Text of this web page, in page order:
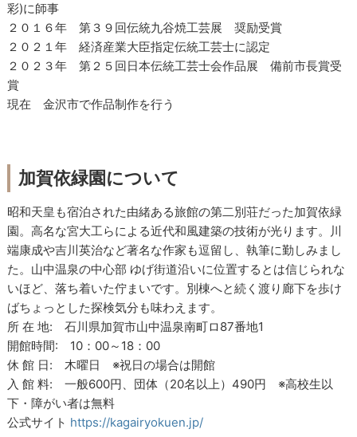
彩)に師事
２０１６年 第３９回伝統九谷焼工芸展 奨励受賞
２０２１年 経済産業大臣指定伝統工芸士に認定
２０２３年 第２５回日本伝統工芸士会作品展 備前市長賞受
賞
現在 金沢市で作品制作を行う
加賀依緑園について
昭和天皇も宿泊された由緒ある旅館の第二別荘だった加賀依緑
園。高名な宮大工らによる近代和風建築の技術が光ります。川
端康成や吉川英治など著名な作家も逗留し、執筆に勤しみまし
た。山中温泉の中心部 ゆげ街道沿いに位置するとは信じられな
いほど、落ち着いた佇まいです。別棟へと続く渡り廊下を歩け
ばちょっとした探検気分も味わえます。
所 在 地: 石川県加賀市山中温泉南町ロ87番地1
開館時間: 10：00～18：00
休 館 日: 木曜日 ※祝日の場合は開館
入 館 料: 一般600円、団体（20名以上）490円 ※高校生以
下・障がい者は無料
公式サイト https://kagairyokuen.jp/